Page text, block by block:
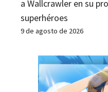
a Wallcrawler en su
superhéroes
9 de agosto de 2026